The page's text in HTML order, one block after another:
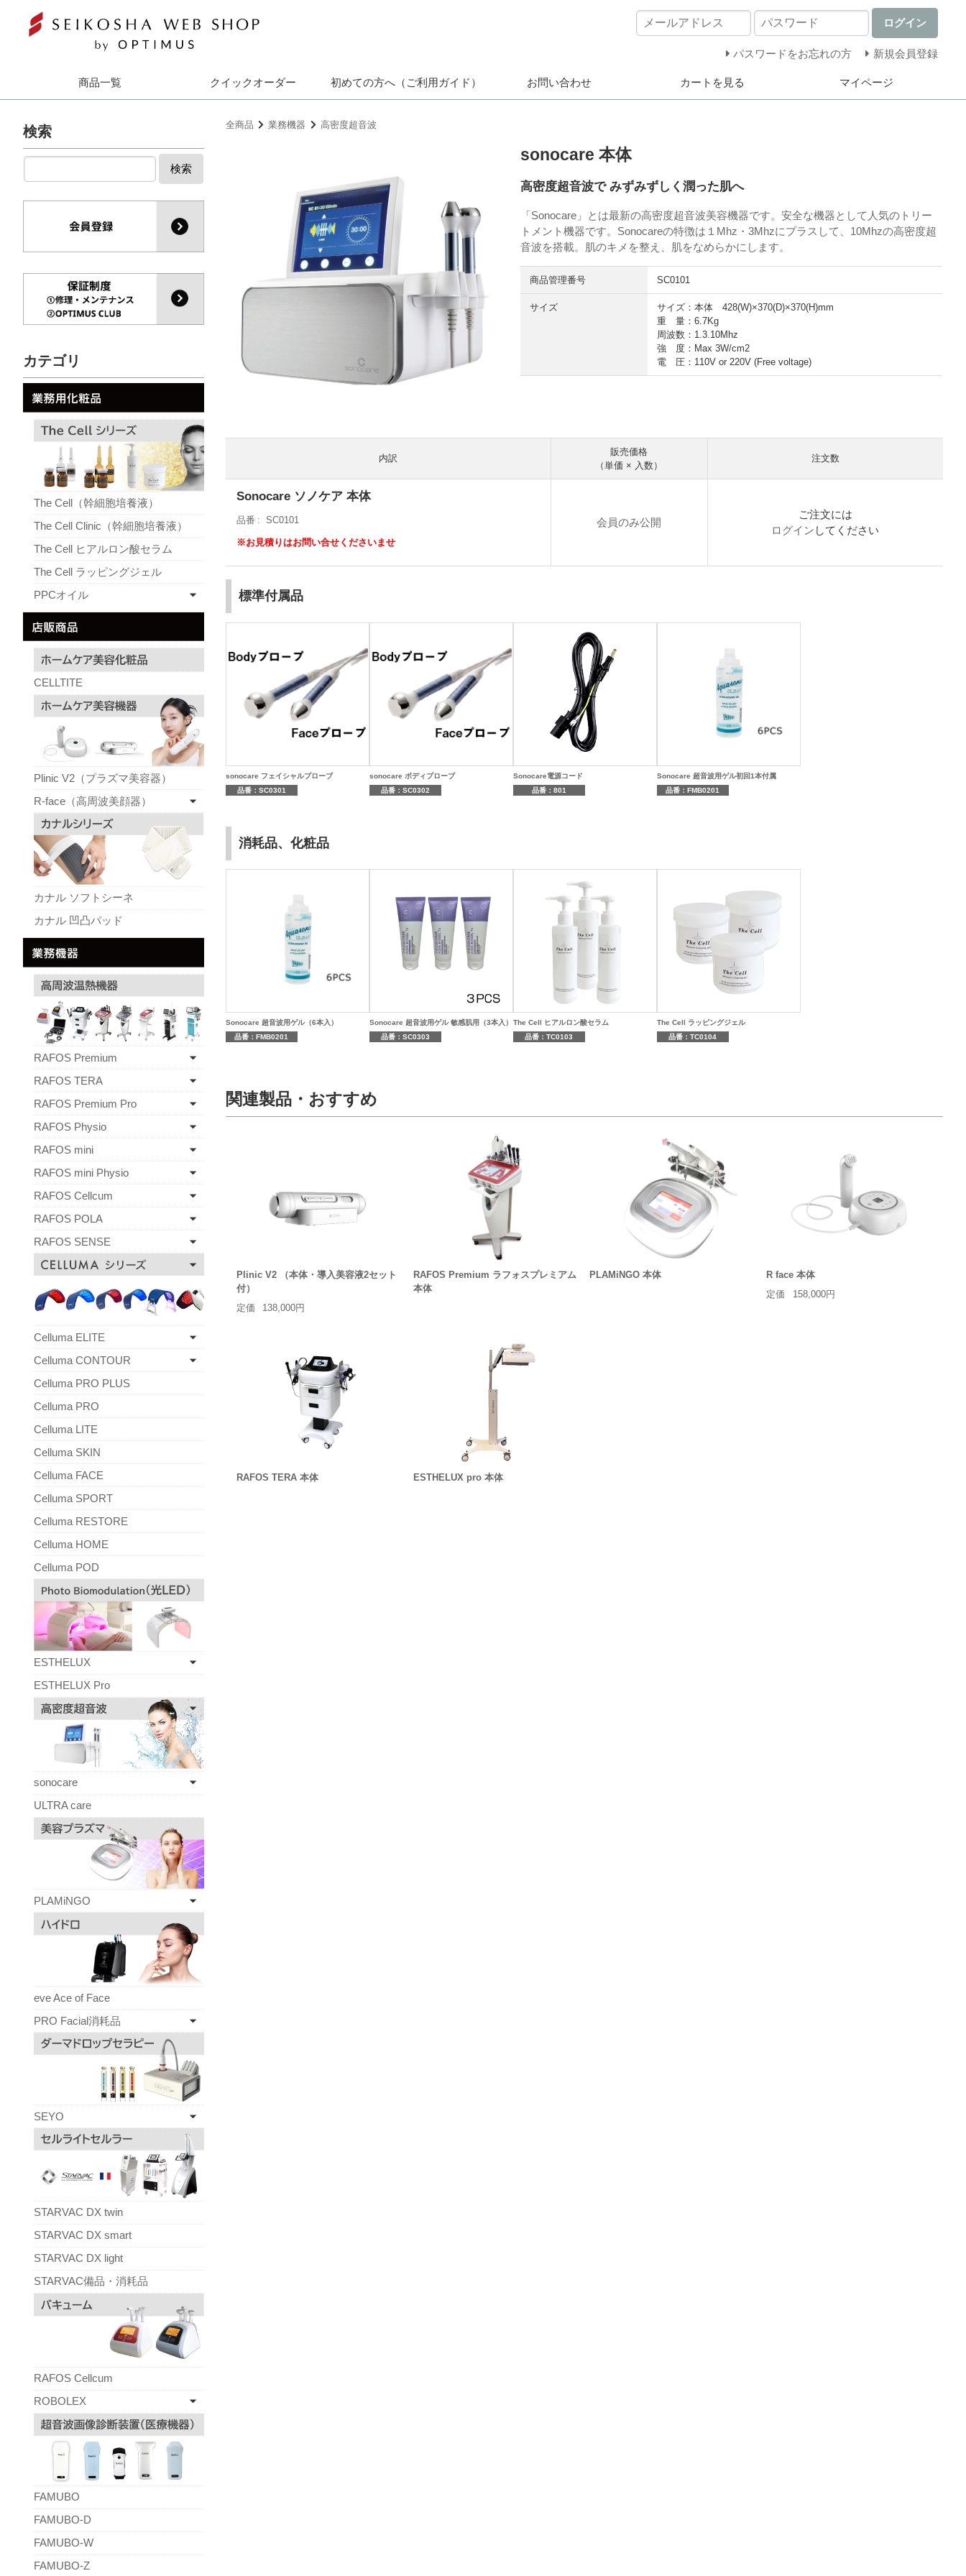
ログイン
パスワードをお忘れの方 新規会員登録
商品一覧 クイックオーダー 初めての方へ（ご利用ガイド） お問い合わせ カートを見る マイページ
全商品 業務機器 高密度超音波
sonocare 本体
高密度超音波で みずみずしく潤った肌へ
「Sonocare」とは最新の高密度超音波美容機器です。安全な機器として人気のトリー
トメント機器です。Sonocareの特徴は１Mhz・3Mhzにプラスして、10Mhzの高密度超
音波を搭載。肌のキメを整え、肌をなめらかにします。
商品管理番号 SC0101
サイズ
サイズ：本体 428(W)×370(D)×370(H)mm
重 量：6.7Kg
周波数：1.3.10Mhz
強 度：Max 3W/cm2
電 圧：110V or 220V (Free voltage)
内訳
販売価格
（単価 × 入数）
注文数
Sonocare ソノケア 本体
品番 SC0101
※お見積りはお問い合せくださいませ
会員のみ公開
ご注文には
ログイン してください
標準付属品
sonocare フェイシャルプローブ
品番：SC0301
sonocare ボディプローブ
品番：SC0302
Sonocare電源コード
品番：801
Sonocare 超音波用ゲル初回1本付属
品番：FMB0201
消耗品、化粧品
Sonocare 超音波用ゲル（6本入）
品番：FMB0201
Sonocare 超音波用ゲル 敏感肌用（3本入）
品番：SC0303
The Cell ヒアルロン酸セラム
品番：TC0103
The Cell ラッピングジェル
品番：TC0104
関連製品・おすすめ
Plinic V2 （本体・導入美容液2セット
付）
定価
138,000円
RAFOS Premium ラフォスプレミアム
本体
PLAMiNGO 本体
R face 本体
定価
158,000円
RAFOS TERA 本体 ESTHELUX pro 本体
検索
検索
カテゴリ
The Cell（幹細胞培養液）
The Cell Clinic（幹細胞培養液）
The Cell ヒアルロン酸セラム
The Cell ラッピングジェル
PPCオイル
CELLTITE
Plinic V2（プラズマ美容器）
R-face（高周波美顔器）
カナル ソフトシーネ
カナル 凹凸パッド
RAFOS Premium
RAFOS TERA
RAFOS Premium Pro
RAFOS Physio
RAFOS mini
RAFOS mini Physio
RAFOS Cellcum
RAFOS POLA
RAFOS SENSE
Celluma ELITE
Celluma CONTOUR
Celluma PRO PLUS
Celluma PRO
Celluma LITE
Celluma SKIN
Celluma FACE
Celluma SPORT
Celluma RESTORE
Celluma HOME
Celluma POD
ESTHELUX
ESTHELUX Pro
sonocare
ULTRA care
PLAMiNGO
eve Ace of Face
PRO Facial消耗品
SEYO
STARVAC DX twin
STARVAC DX smart
STARVAC DX light
STARVAC備品・消耗品
RAFOS Cellcum
ROBOLEX
FAMUBO
FAMUBO-D
FAMUBO-W
FAMUBO-Z